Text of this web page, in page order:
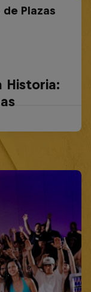
de Plazas
Historia: